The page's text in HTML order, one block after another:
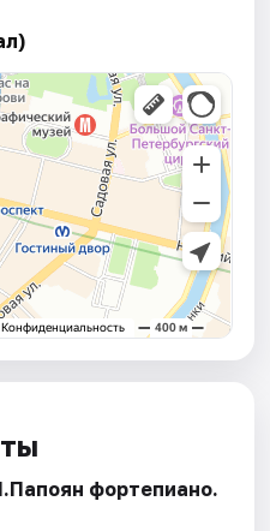
фортепиано.